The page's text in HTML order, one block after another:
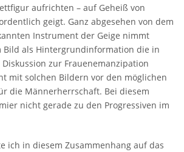
aufrichten – auf Geheiß von
geigt. Ganz abgesehen von dem
Instrument der Geige nimmt
Bild als Hintergrundinformation die in
zur Frauenemanzipation
mit solchen Bildern vor den möglichen
die Männerherrschaft. Bei diesem
nicht gerade zu den Progressiven im
ich in diesem Zusammenhang auf das